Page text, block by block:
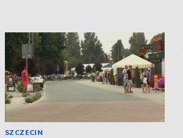
SZCZECIN